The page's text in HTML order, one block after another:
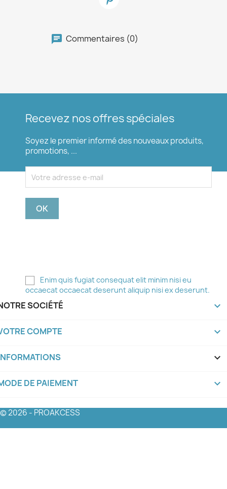
Commentaires (0)
Recevez nos offres spéciales
Soyez le premier informé des nouveaux produits,
promotions, ...
Enim quis fugiat consequat elit minim nisi eu
occaecat occaecat deserunt aliquip nisi ex deserunt.
SOCIÉTÉ 
COMPTE 
keyboard_arrow_down
DE PAIEMENT keyboard_arrow_down
© 2026 - PROAKCESS